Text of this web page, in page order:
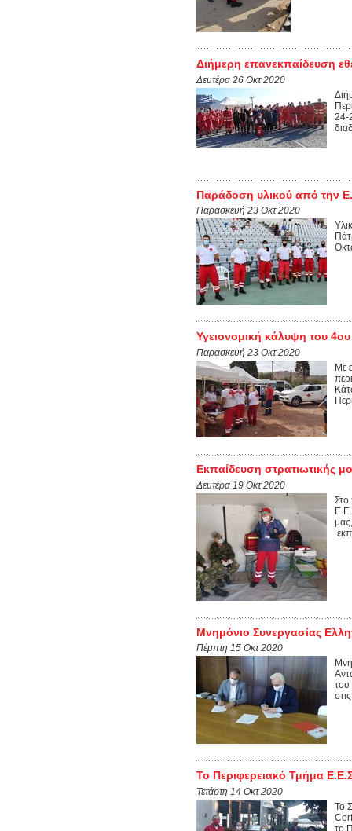
Διήμερη επανεκπαίδευση
Δευτέρα 26 Οκτ 2020
24-
Παράδοση υλικού από την
Παρασκευή 23 Οκτ 2020
Υγειονομική κάλυψη του
Παρασκευή 23 Οκτ 2020
Με
Εκπαίδευση στρατιωτικής
Δευτέρα 19 Οκτ 2020
Στο
Μνημόνιο Συνεργασίας
Πέμπτη 15 Οκτ 2020
του
Το Περιφερειακό Τμήμα
Τετάρτη 14 Οκτ 2020
Το
το